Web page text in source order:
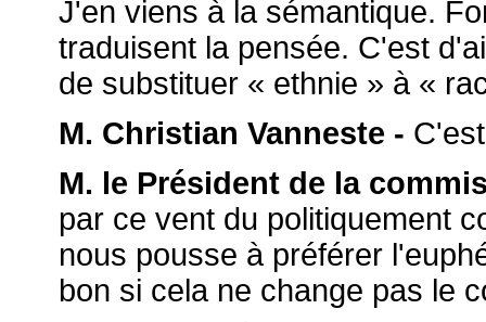
J'en viens à la sémantique.
traduisent la pensée. C'est
de substituer « ethnie » à «
M. Christian Vanneste -
M. le Président de la
par ce vent du politiquement
nous pousse à préférer
bon si cela ne change pas le